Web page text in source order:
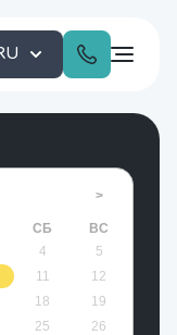
>
СБ
ВС
4
5
11
12
18
19
25
26